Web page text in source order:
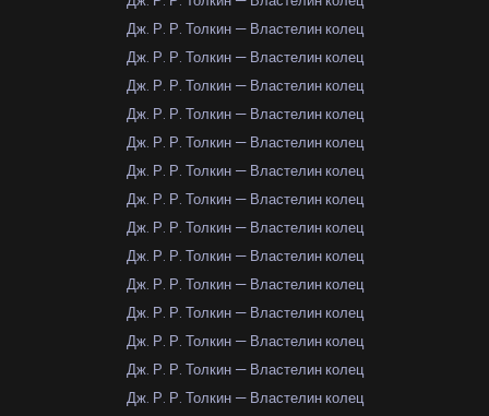
Дж. Р. Р. Толкин — Властелин колец
Дж. Р. Р. Толкин — Властелин колец
Дж. Р. Р. Толкин — Властелин колец
Дж. Р. Р. Толкин — Властелин колец
Дж. Р. Р. Толкин — Властелин колец
Дж. Р. Р. Толкин — Властелин колец
Дж. Р. Р. Толкин — Властелин колец
Дж. Р. Р. Толкин — Властелин колец
Дж. Р. Р. Толкин — Властелин колец
Дж. Р. Р. Толкин — Властелин колец
Дж. Р. Р. Толкин — Властелин колец
Дж. Р. Р. Толкин — Властелин колец
Дж. Р. Р. Толкин — Властелин колец
Дж. Р. Р. Толкин — Властелин колец